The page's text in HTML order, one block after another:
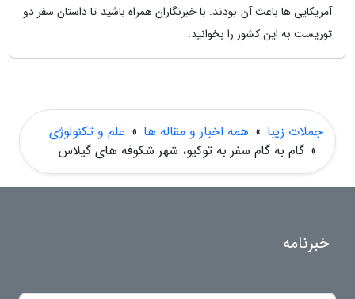
آمریکایی ها باعث آن بودند. با خبرنگاران همراه باشید تا داستان سفر دو
توریست به این کشور را بخوانید.
جملات زیبا » همه اخبار و مقاله ها » علم و تکنولوژی
» گام به گام سفر به توکیو، شهر شکوفه های گیلاس
خبرنامه